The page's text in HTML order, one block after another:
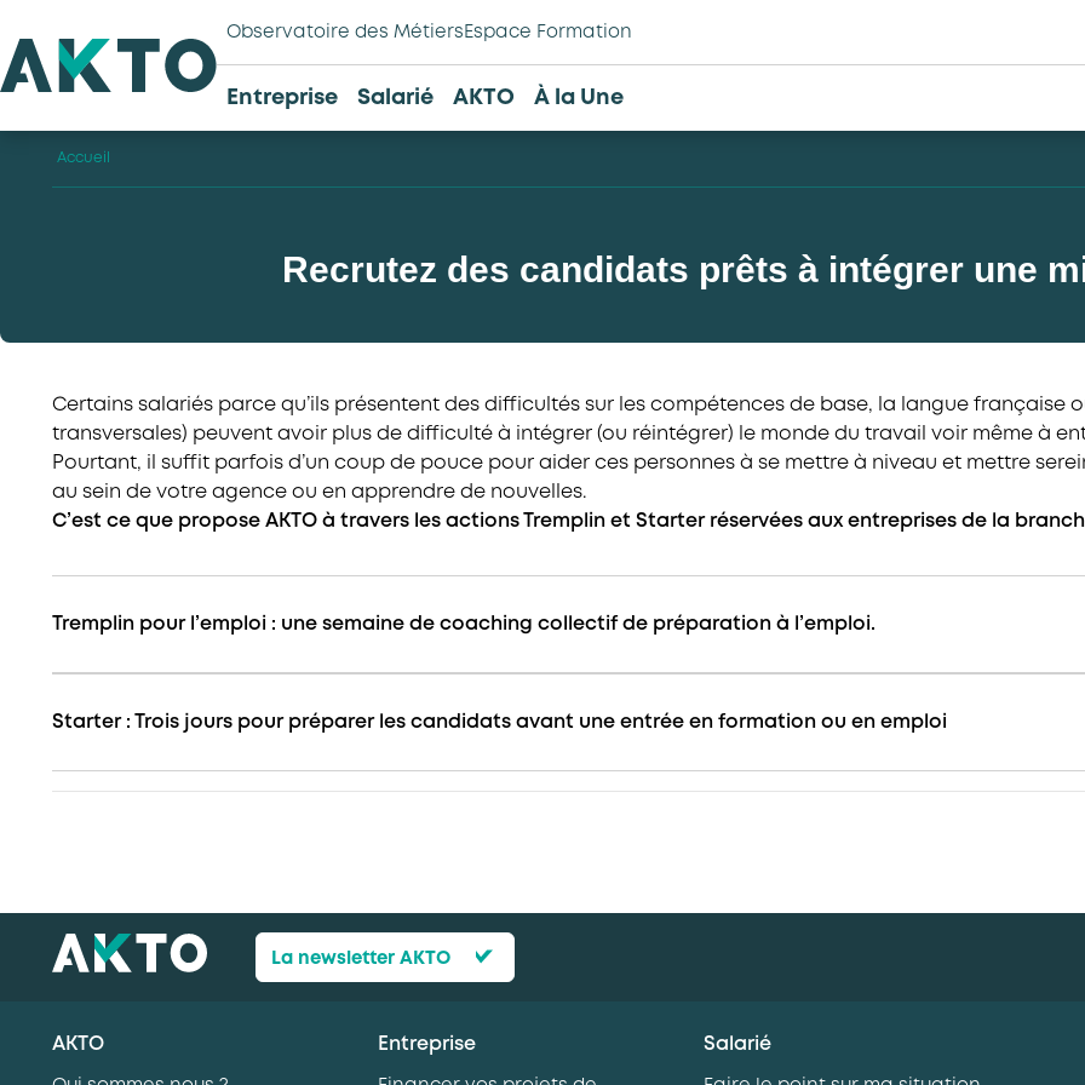
Observatoire des Métiers Espace Formation
Entreprise Salarié AKTO À la Une
Accueil
Recrutez des candidats prêts à intégrer une
Certains salariés parce qu’ils présentent des difficultés sur les compétences de base, la langue française
transversales) peuvent avoir plus de difficulté à intégrer (ou réintégrer) le monde du travail voir même à
Pourtant, il suffit parfois d’un coup de pouce pour aider ces personnes à se mettre à niveau et mettre
au sein de votre agence ou en apprendre de nouvelles.
C’est ce que propose AKTO à travers les actions Tremplin et Starter réservées aux entreprises de la
Tremplin pour l’emploi : une semaine de coaching collectif de préparation à l’emploi.
Starter : Trois jours pour préparer les candidats avant une entrée en formation ou en emploi
La newsletter AKTO
AKTO Entreprise Salarié